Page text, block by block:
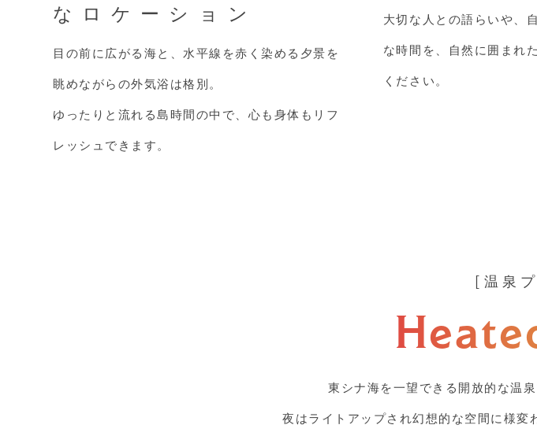
なロケーション
目の前に広がる海と、水平線を赤く染める夕景を
眺めながらの外気浴は格別。
ゆったりと流れる島時間の中で、心も身体もリフ
レッシュできます。
大切な人との語らいや、
な時間を、自然に囲まれ
ください。
温泉
東シナ海を一望できる開放的な温
夜はライトアップされ幻想的な空間に様変